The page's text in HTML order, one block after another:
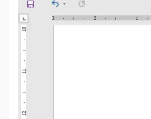
Это упражнения, в которых
подстановка лексических единиц в
изучаемой грамматической формы.
Пример упражнения:
- ... читаю
читаете текст. - ... читаешь письмо. -
рассказ. - ... читают упражнения.
местоимения, используем элемент
«Раскрывающийся список»